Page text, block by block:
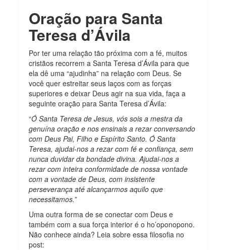
Oração para Santa
Teresa d’Ávila
Por ter uma relação tão próxima com a fé, muitos
cristãos recorrem a Santa Teresa d’Ávila para que
ela dê uma “ajudinha” na relação com Deus. Se
você quer estreitar seus laços com as forças
superiores e deixar Deus agir na sua vida, faça a
seguinte oração para Santa Teresa d’Ávila:
“Ó Santa Teresa de Jesus, vós sois a mestra da
genuína oração e nos ensinais a rezar conversando
com Deus Pai, Filho e Espírito Santo. Ó Santa
Teresa, ajudai-nos a rezar com fé e confiança, sem
nunca duvidar da bondade divina. Ajudai-nos a
rezar com inteira conformidade de nossa vontade
com a vontade de Deus, com insistente
perseverança até alcançarmos aquilo que
necessitamos.”
Uma outra forma de se conectar com Deus e
também com a sua força interior é o ho’oponopono.
Não conhece ainda? Leia sobre essa filosofia no
post: